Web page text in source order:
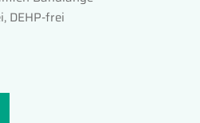
DEHP-frei